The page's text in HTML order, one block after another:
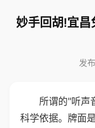
妙手回胡!宜
发
所谓的"听声
科学依据。牌面